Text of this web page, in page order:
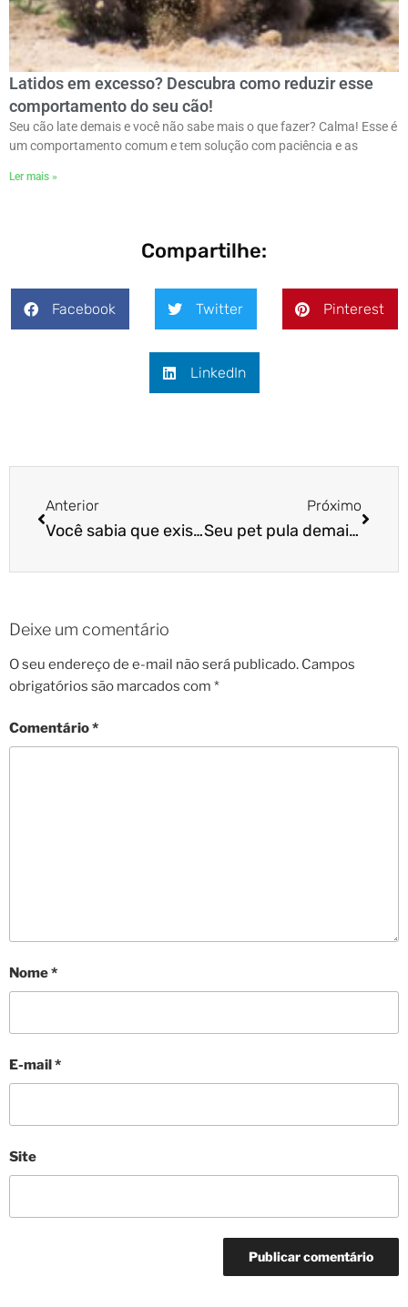
Latidos em excesso? Descubra como reduzir esse
comportamento do seu cão!
Seu cão late demais e você não sabe mais o que fazer? Calma! Esse é
um comportamento comum e tem solução com paciência e as
Ler mais »
Compartilhe:
Facebook Twitter Pinterest
LinkedIn
Anterior
Você sabia que existe um comedouro que ajuda a dar banho ou cortar a unha do pet?
Próximo
Seu pet pula demais? Comente aqui!
Deixe um comentário
O seu endereço de e-mail não será publicado. Campos
obrigatórios são marcados com *
Comentário*
Nome*
E-mail*
Site